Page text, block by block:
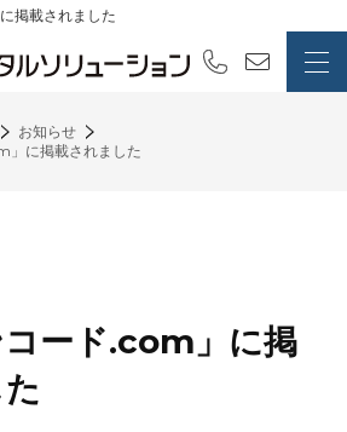
掲載されました
お知らせ
」に掲載されました
コード.com」に掲